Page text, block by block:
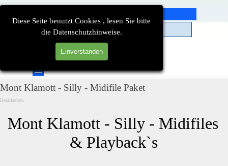
Diese Seite benutzt Cookies , lesen Sie bitte
die Datenschutzhinweise.
Einverstanden
Direkt zum Seiteninhalt
Menü überspringen
Mont Klamott - Silly - Midifile Paket
Detailseiten
Mont Klamott - Silly - Midifiles
& Playback`s